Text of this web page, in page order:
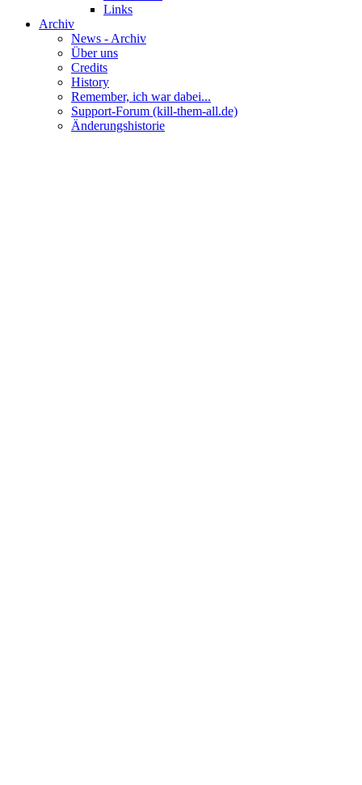
Links
Archiv
News - Archiv
Über uns
Credits
History
Remember, ich war dabei...
Support-Forum (kill-them-all.de)
Änderungshistorie